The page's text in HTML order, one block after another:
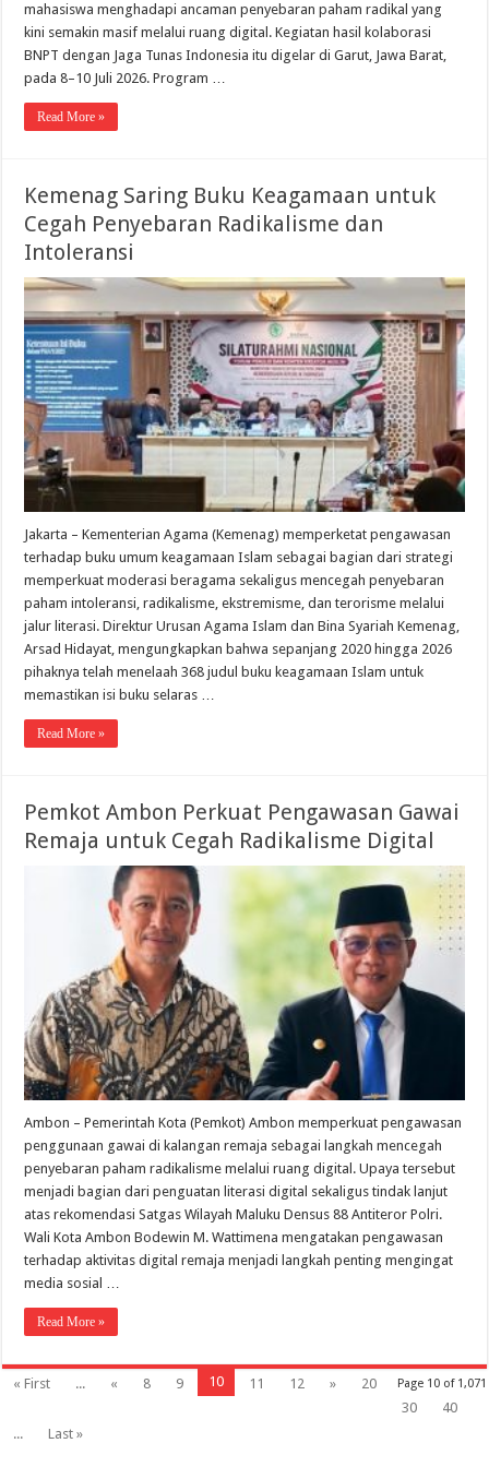
mahasiswa menghadapi ancaman penyebaran paham radikal yang
kini semakin masif melalui ruang digital. Kegiatan hasil kolaborasi
BNPT dengan Jaga Tunas Indonesia itu digelar di Garut, Jawa Barat,
pada 8–10 Juli 2026. Program …
Read More »
Kemenag Saring Buku Keagamaan untuk
Cegah Penyebaran Radikalisme dan
Intoleransi
Jakarta – Kementerian Agama (Kemenag) memperketat pengawasan
terhadap buku umum keagamaan Islam sebagai bagian dari strategi
memperkuat moderasi beragama sekaligus mencegah penyebaran
paham intoleransi, radikalisme, ekstremisme, dan terorisme melalui
jalur literasi. Direktur Urusan Agama Islam dan Bina Syariah Kemenag,
Arsad Hidayat, mengungkapkan bahwa sepanjang 2020 hingga 2026
pihaknya telah menelaah 368 judul buku keagamaan Islam untuk
memastikan isi buku selaras …
Read More »
Pemkot Ambon Perkuat Pengawasan Gawai
Remaja untuk Cegah Radikalisme Digital
Ambon – Pemerintah Kota (Pemkot) Ambon memperkuat pengawasan
penggunaan gawai di kalangan remaja sebagai langkah mencegah
penyebaran paham radikalisme melalui ruang digital. Upaya tersebut
menjadi bagian dari penguatan literasi digital sekaligus tindak lanjut
atas rekomendasi Satgas Wilayah Maluku Densus 88 Antiteror Polri.
Wali Kota Ambon Bodewin M. Wattimena mengatakan pengawasan
terhadap aktivitas digital remaja menjadi langkah penting mengingat
media sosial …
Read More »
Page 10 of 1,071
« First ... « 8 9 10 11 12 »
20
30
40
...
Last »